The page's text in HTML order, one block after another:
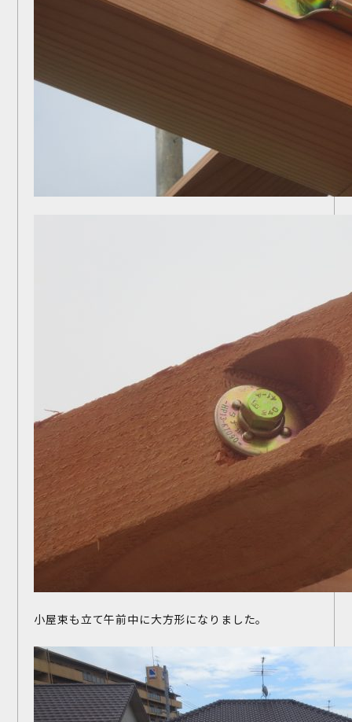
小屋束も立て午前中に大方形になりました。